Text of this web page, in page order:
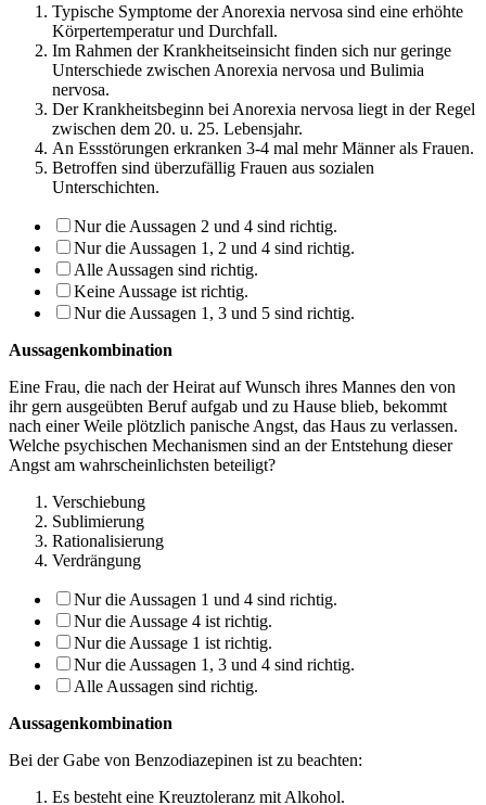
Typische Symptome der Anorexia nervosa sind eine erhöhte
Körpertemperatur und Durchfall.
Im Rahmen der Krankheitseinsicht finden sich nur geringe
Unterschiede zwischen Anorexia nervosa und Bulimia
nervosa.
Der Krankheitsbeginn bei Anorexia nervosa liegt in der Regel
zwischen dem 20. u. 25. Lebensjahr.
An Essstörungen erkranken 3-4 mal mehr Männer als Frauen.
Betroffen sind überzufällig Frauen aus sozialen
Unterschichten.
Nur die Aussagen 2 und 4 sind richtig.
Nur die Aussagen 1, 2 und 4 sind richtig.
Alle Aussagen sind richtig.
Keine Aussage ist richtig.
Nur die Aussagen 1, 3 und 5 sind richtig.
Aussagenkombination
Eine Frau, die nach der Heirat auf Wunsch ihres Mannes den von
ihr gern ausgeübten Beruf aufgab und zu Hause blieb, bekommt
nach einer Weile plötzlich panische Angst, das Haus zu verlassen.
Welche psychischen Mechanismen sind an der Entstehung dieser
Angst am wahrscheinlichsten beteiligt?
Verschiebung
Sublimierung
Rationalisierung
Verdrängung
Nur die Aussagen 1 und 4 sind richtig.
Nur die Aussage 4 ist richtig.
Nur die Aussage 1 ist richtig.
Nur die Aussagen 1, 3 und 4 sind richtig.
Alle Aussagen sind richtig.
Aussagenkombination
Bei der Gabe von Benzodiazepinen ist zu beachten:
Es besteht eine Kreuztoleranz mit Alkohol.